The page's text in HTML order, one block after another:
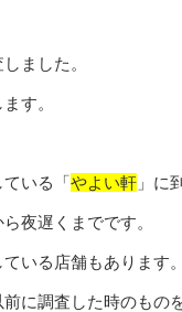
ました。
す。
ている「やよい軒 」に
夜遅くまでです。
いる店舗もあります。
に調査した時のもの